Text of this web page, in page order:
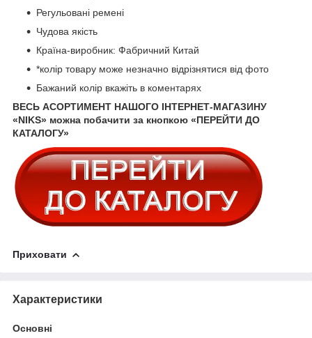
Регульовані ремені
Чудова якість
Країна-виробник: Фабричний Китай
*колір товару може незначно відрізнятися від фото
Бажаний колір вкажіть в коментарях
ВЕСЬ АСОРТИМЕНТ НАШОГО ІНТЕРНЕТ-МАГАЗИНУ
«NIKS» можна побачити за кнопкою «ПЕРЕЙТИ ДО
КАТАЛОГУ»
Приховати
Характеристики
Основні